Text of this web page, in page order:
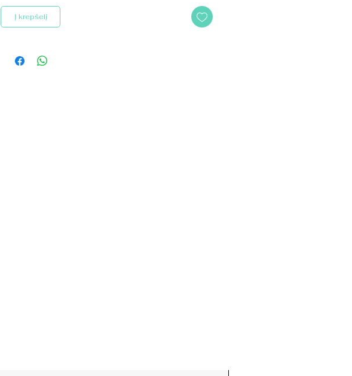
Į krepšelį